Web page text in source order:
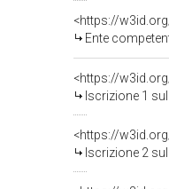
<https://
Ente competente per
<https://
Iscrizione 1
<https://
Iscrizione 2